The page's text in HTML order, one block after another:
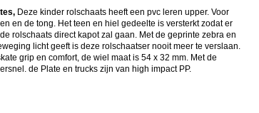
Deze kinder rolschaats heeft een pvc leren upper. Voor
en de tong. Het teen en hiel gedeelte is versterkt zodat er
rolschaats direct kapot zal gaan. Met de geprinte zebra en
licht geeft is deze rolschaatser nooit meer te verslaan.
grip en comfort, de wiel maat is 54 x 32 mm. Met de
de Plate en trucks zijn van high impact PP.